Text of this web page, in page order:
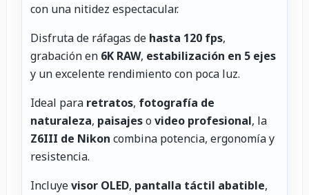
con una nitidez espectacular.
Disfruta de ráfagas de hasta 120 fps,
grabación en 6K RAW, estabilización en 5 ejes
y un excelente rendimiento con poca luz.
Ideal para retratos, fotografía de
naturaleza, paisajeso video profesional, la
Z6III de Nikon combina potencia, ergonomía y
resistencia.
Incluyevisor OLED, pantalla táctil abatible,